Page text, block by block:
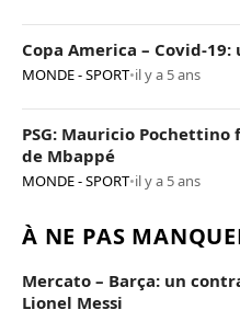
Copa America – Covid-
MONDE - SPORT•il y a 5 ans
PSG: Mauricio
de Mbappé
MONDE - SPORT•il y a 5 ans
À NE PAS
Mercato – Barça: un
Lionel Messi